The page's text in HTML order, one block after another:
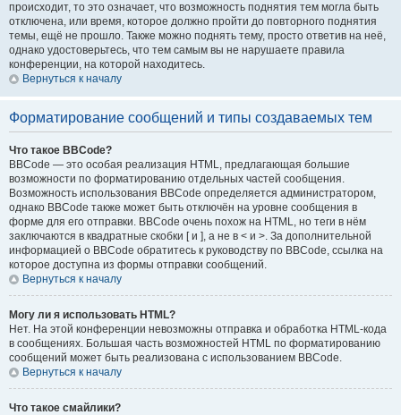
происходит, то это означает, что возможность поднятия тем могла быть
отключена, или время, которое должно пройти до повторного поднятия
темы, ещё не прошло. Также можно поднять тему, просто ответив на неё,
однако удостоверьтесь, что тем самым вы не нарушаете правила
конференции, на которой находитесь.
Вернуться к началу
Форматирование сообщений и типы создаваемых тем
Что такое BBCode?
BBCode — это особая реализация HTML, предлагающая большие
возможности по форматированию отдельных частей сообщения.
Возможность использования BBCode определяется администратором,
однако BBCode также может быть отключён на уровне сообщения в
форме для его отправки. BBCode очень похож на HTML, но теги в нём
заключаются в квадратные скобки [ и ], а не в < и >. За дополнительной
информацией о BBCode обратитесь к руководству по BBCode, ссылка на
которое доступна из формы отправки сообщений.
Вернуться к началу
Могу ли я использовать HTML?
Нет. На этой конференции невозможны отправка и обработка HTML-кода
в сообщениях. Большая часть возможностей HTML по форматированию
сообщений может быть реализована с использованием BBCode.
Вернуться к началу
Что такое смайлики?